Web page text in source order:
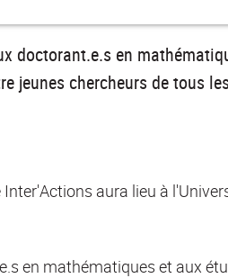
doctorant.e.s en
jeunes chercheurs de tous
aura lieu à
en mathématiques et aux